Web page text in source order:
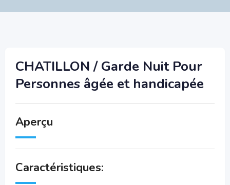
CHATILLON / Garde Nuit Pour
Personnes âgée et handicapée
Aperçu
Caractéristiques: